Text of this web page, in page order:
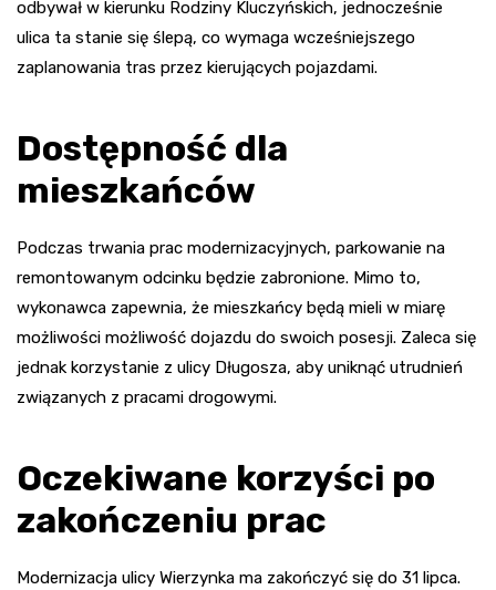
odbywał w kierunku Rodziny Kluczyńskich, jednocześnie
ulica ta stanie się ślepą, co wymaga wcześniejszego
zaplanowania tras przez kierujących pojazdami.
Dostępność dla
mieszkańców
Podczas trwania prac modernizacyjnych, parkowanie na
remontowanym odcinku będzie zabronione. Mimo to,
wykonawca zapewnia, że mieszkańcy będą mieli w miarę
możliwości możliwość dojazdu do swoich posesji. Zaleca się
jednak korzystanie z ulicy Długosza, aby uniknąć utrudnień
związanych z pracami drogowymi.
Oczekiwane korzyści po
zakończeniu prac
Modernizacja ulicy Wierzynka ma zakończyć się do 31 lipca.